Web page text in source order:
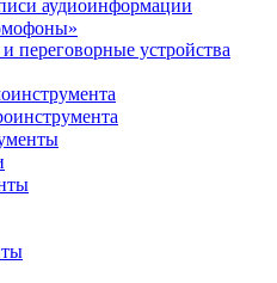
аудиоинформации
переговорные устройства